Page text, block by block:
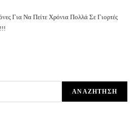
Για Να Πείτε Χρόνια Πολλά Σε Γιορτές
ΑΝΑΖΉΤΗΣΗ